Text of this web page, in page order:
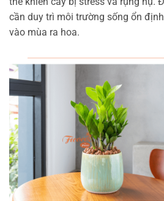
cần duy trì môi trường sống ổn
vào mùa ra hoa.